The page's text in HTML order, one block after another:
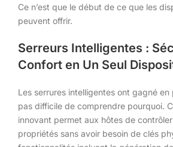
Ce n’est que le début de ce que les
peuvent offrir.
Serreurs Intelligentes :
Confort en Un Seul
Les serrures intelligentes ont gagné en
pas difficile de comprendre pourquoi.
innovant permet aux hôtes de contrôler
propriétés sans avoir besoin de clés